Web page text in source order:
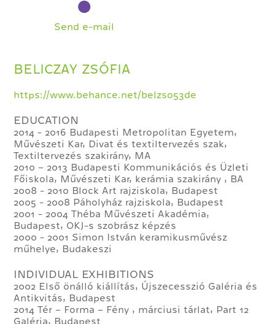
Send e-mail
BELICZAY ZSÓFIA
https://www.behance.net/belzso53de
EDUCATION
2014 - 2016 Budapesti Metropolitan Egyetem,
Művészeti Kar, Divat és textiltervezés szak,
Textiltervezés szakirány, MA
2010 – 2013 Budapesti Kommunikációs és Üzleti
Főiskola, Művészeti Kar, kerámia szakirány , BA
2008 - 2010 Block Art rajziskola, Budapest
2005 - 2008 Páholyház rajziskola, Budapest
2001 - 2004 Théba Művészeti Akadémia,
Budapest, OKJ-s szobrász képzés
2000 - 2001 Simon István keramikusművész
műhelye, Budakeszi
INDIVIDUAL EXHIBITIONS
2002 Első önálló kiállítás, Újszecesszió Galéria és
Antikvitás, Budapest
2014 Tér – Forma – Fény , márciusi tárlat, Part 12
Galéria, Budapest